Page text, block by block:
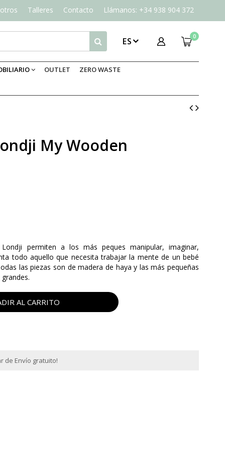
Talleres Contacto Llámanos: +34 938 904 372
0
ES
OUTLET ZERO WASTE
My Wooden
permiten a los más peques manipular, imaginar,
todo aquello que necesita trabajar la mente de un bebé
las piezas son de madera de haya y las más pequeñas
AL CARRITO
de Envío gratuito!